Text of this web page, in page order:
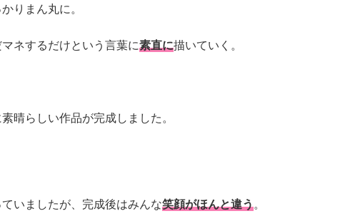
りまん丸に。
ネするだけという言葉に素直に描いていく。
晴らしい作品が完成しました。
いましたが、完成後はみんな笑顔がほんと違う。